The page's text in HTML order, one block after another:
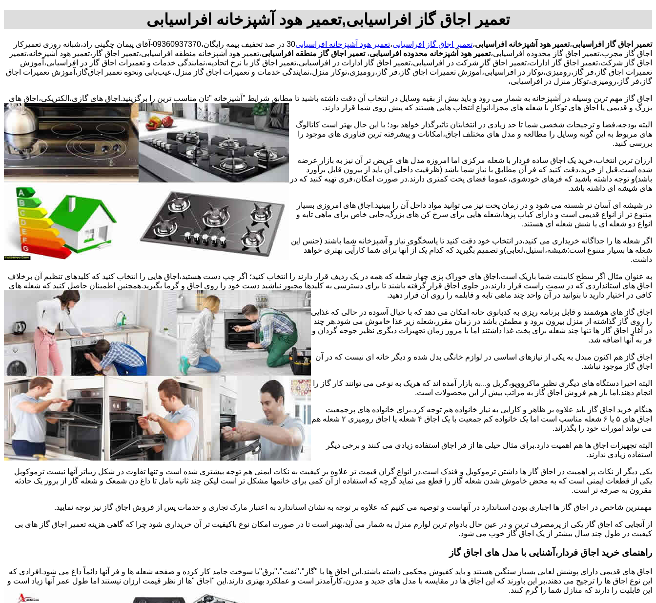
تعمیر اجاق گاز افراسیابی,تعمیر هود آشپزخانه افراسیابی
تعمیر اجاق گاز افراسیابی،تعمیر هود آشپزخانه افراسیابی،تعمیر اجاق گاز افراسیابی،تعمیر هود آشپزخانه افراسیابی
30 در صد تخفیف بیمه رایگان،09360937370-آقای پیمان چگینی راد،شبانه روزی تعمیرکار
اجاق گاز مجرب،تعمیر اجاق گاز محدوده افراسیابی،تعمیر هود آشپزخانه محدوده افراسیابی، تعمیر اجاق گاز منطقه افراسیابی،تعمیر هود آشپزخانه منطقه افراسیابی،تعمیر اجاق گاز،تعمیر هود آشپزخانه،تعمیر
اجاق گاز شرکت،تعمیر اجاق گاز ادارات،تعمیر اجاق گاز شرکت در افراسیابی،تعمیر اجاق گاز ادارات در افراسیابی،تعمیر اجاق گاز با نرخ اتحادیه،نمایندگی خدمات و تعمیرات اجاق گاز در افراسیابی،آموزش
تعمیرات اجاق گاز،فر گاز،رومیزی،توکار در افراسیابی،آموزش تعمیرات اجاق گاز،فر گاز،رومیزی،توکار منزل،نمایندگی خدمات و تعمیرات اجاق گاز منزل،عیب‌یابی ونحوه تعمیر اجاق‌گاز،آموزش تعمیرات اجاق
گاز،فر گاز،رومیزی،توکار منزل در افراسیابی،
اجاق گاز مهم ترین وسیله در آشپزخانه به شمار می رود و باید بیش از بقیه وسایل در انتخاب آن دقت داشته باشید تا مطابق شرایط "آشپزخانه "تان مناسب ترین را برگزینید.اجاق های گازی،الکتریکی،اجاق های
بزرگ و قدیمی یا اجاق های توکار با شعله های مجزا،انواع انتخاب هایی هستند که پیش روی شما قرار دارند.
البته بودجه،فضا و ترجیحات شخصی شما تا حد زیادی در انتخابتان تاثیرگذار خواهد بود؛ با این حال بهتر است کاتالوگ
های مربوط به این گونه وسایل را مطالعه و مدل های مختلف اجاق،امکانات و پیشرفته ترین فناوری های موجود را
بررسی کنید.
ارزان ترین انتخاب،خرید یک اجاق ساده فردار با شعله مرکزی اما امروزه مدل های عریض تر آن نیز به بازار عرضه
شده است.قبل از خرید،دقت کنید که فر آن مطابق با نیاز شما باشد (ظرفیت داخلی آن باید از بیرون قابل برآورد
باشد)و توجه داشته باشید که فرهای خودشوی،عموما فضای پخت کمتری دارند.در صورت امکان،فری تهیه کنید که در
های شیشه ای داشته باشد.
در شیشه ای آسان تر شسته می شود و در زمان پخت نیز می توانید مواد داخل آن را ببینید.اجاق های امروزی بسیار
متنوع تر از انواع قدیمی است و دارای کباب پزها،شعله هایی برای سرخ کن های بزرگ،جایی خاص برای ماهی تابه و
انواع دو شعله ای یا شش شعله ای هستند.
اگر شعله ها را جداگانه خریداری می کنید،در انتخاب خود دقت کنید تا پاسخگوی نیاز و آشپزخانه شما باشند (جنس این
شعله ها بسیار متنوع است:شیشه،استیل،لعابی)و تصمیم بگیرید که کدام یک از آنها برای شما کارآیی بهتری خواهد
داشت.
به عنوان مثال اگر سطح کابینت شما باریک است،اجاق های خوراک پزی چهار شعله که همه در یک ردیف قرار دارند را انتخاب کنید؛ اگر چپ دست هستید،اجاق هایی را انتخاب کنید که کلیدهای تنظیم آن برخلاف
اجاق های استانداردی که در سمت راست قرار دارند،در جلوی اجاق قرار گرفته باشند تا برای دسترسی به کلیدها مجبور نباشید دست خود را روی اجاق و گرما بگیرید.همچنین اطمینان حاصل کنید که شعله های
کافی در اختیار دارید تا بتوانید در آن واحد چند ماهی تابه و قابلمه را روی آن قرار دهید.
اجاق گاز های هوشمند و قابل برنامه ریزی به کدبانوی خانه امکان می دهد که با خیال آسوده در حالی که غذایی
را روی گاز گذاشته از منزل بیرون برود و مطمئن باشد در زمان مقرر،شعله زیر غذا خاموش می شود.هر چند
در آغاز اجاق گاز ها تنها چند شعله برای پخت غذا داشتند اما با مرور زمان تجهیزات دیگری نظیر جوجه گردان و
فر به آنها اضافه شد.
اجاق گاز هم اکنون مبدل به یکی از نیازهای اساسی در لوازم خانگی بدل شده و دیگر خانه ای نیست که در آن
اجاق گاز موجود نباشد.
البته اخیرا دستگاه های دیگری نظیر ماکروویو،گریل و...به بازار آمده اند که هریک به نوعی می توانند کار گاز را
انجام دهند.اما باز هم فروش اجاق گاز به مراتب بیش از این محصولات است.
هنگام خرید اجاق گاز باید علاوه بر ظاهر و کارایی به نیاز خانواده هم توجه کرد.برای خانواده های پرجمعیت
اجاق های ۵ یا ۶ شعله مناسب است اما یک خانواده کم جمعیت با یک اجاق ۴ شعله یا اجاق رومیزی ۲ شعله هم
می تواند امورات خود را بگذراند.
البته تجهیزات اجاق ها هم اهمیت دارد.برای مثال خیلی ها از فر اجاق استفاده زیادی می کنند و برخی دیگر
استفاده زیادی ندارند.
یکی دیگر از نکات پر اهمیت در اجاق گاز ها داشتن ترموکوبل و فندک است.در انواع گران قیمت تر علاوه بر کیفیت به نکات ایمنی هم توجه بیشتری شده است و تنها تفاوت در شکل زیباتر آنها نیست ترموکوبل
یکی از قطعات ایمنی است که به محض خاموش شدن شعله گاز را قطع می نماید گرچه که استفاده از آن کمی برای خانمها مشکل تر است لیکن چند ثانیه تامل تا داغ دن شمعک و شعله گاز از بروز یک حادثه
مقرون به صرفه تر است.
مهمترین شاخص در اجاق گاز ها اجباری بودن استاندارد در آنهاست و توصیه می کنیم که علاوه بر توجه به نشان استاندارد به اعتبار مارک تجاری و خدمات پس از فروش اجاق گاز نیز توجه نمایید.
از آنجایی که اجاق گاز یکی از پرمصرف ترین و در عین حال بادوام ترین لوازم منزل به شمار می آید،بهتر است تا در صورت امکان نوع باکیفیت تر آن خریداری شود چرا که گاهی هزینه تعمیر اجاق گاز های بی
کیفیت در طول چند سال بیشتر از یک اجاق گاز خوب می شود.
راهنمای خرید اجاق فردار،آشنایی با مدل های اجاق گاز
اجاق های قدیمی دارای پوشش لعابی بسیار سنگین هستند و باید کفپوش محکمی داشته باشند.این اجاق ها با "گاز"،"نفت"،"برق"یا سوخت جامد کار کرده و صفحه شعله ها و فر آنها دائماً داغ می شود.افرادی که
این نوع اجاق ها را ترجیح می دهند،بر این باورند که این اجاق ها در مقایسه با مدل های جدید و مدرن،کارآمدتر است و عملکرد بهتری دارند.این "اجاق "ها از نظر قیمت ارزان نیستند اما طول عمر آنها زیاد است و
این قابلیت را دارند که منازل شما را گرم کنند.